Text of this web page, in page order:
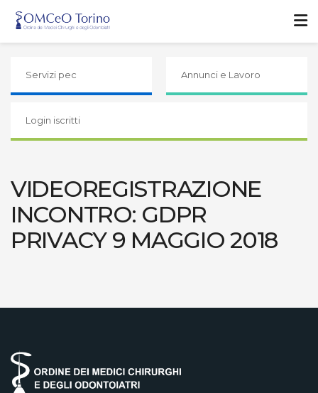
Servizi pec Annunci e Lavoro
Login iscritti
VIDEOREGISTRAZIONE
INCONTRO: GDPR
PRIVACY 9 MAGGIO 2018